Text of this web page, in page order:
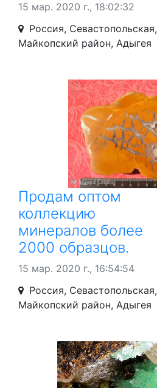
15 мар. 2020 г., 18:02:32
Россия, Севастопольская,
Майкопский район, Адыгея
Продам оптом
коллекцию
минералов более
2000 образцов.
15 мар. 2020 г., 16:54:54
Россия, Севастопольская,
Майкопский район, Адыгея